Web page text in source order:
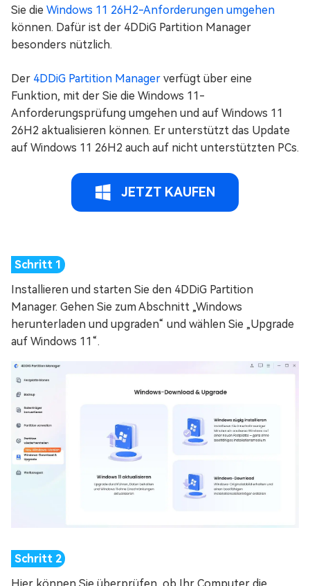
Sie die Windows 11 26H2-Anforderungen umgehen
können. Dafür ist der 4DDiG Partition Manager
besonders nützlich.
Der 4DDiG Partition Manager verfügt über eine
Funktion, mit der Sie die Windows 11-
Anforderungsprüfung umgehen und auf Windows 11
26H2 aktualisieren können. Er unterstützt das Update
auf Windows 11 26H2 auch auf nicht unterstützten PCs.
JETZT KAUFEN
Installieren und starten Sie den 4DDiG Partition
Manager. Gehen Sie zum Abschnitt „Windows
herunterladen und upgraden“ und wählen Sie „Upgrade
auf Windows 11“.